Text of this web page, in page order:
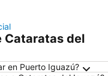
Cataratas del
en Puerto Iguazú?